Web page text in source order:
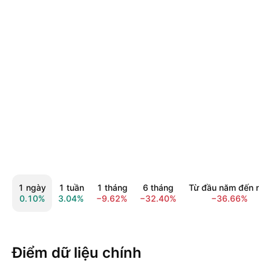
1 ngày
0.10%
1 tuần
3.04%
1 tháng
−9.62%
6 tháng
−32.40%
Từ đầu năm đến nay
−36.66%
Điểm dữ liệu chính